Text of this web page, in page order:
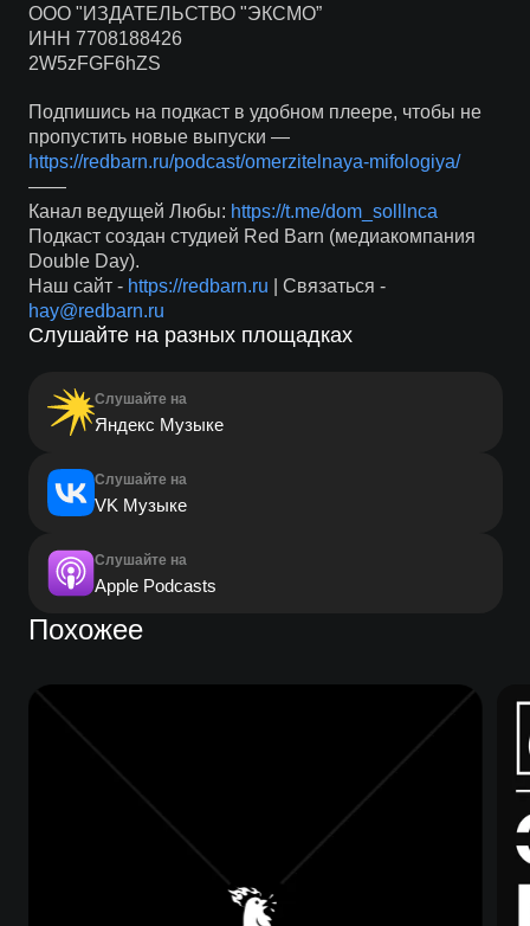
ООО "ИЗДАТЕЛЬСТВО "ЭКСМО”
ИНН 7708188426
2W5zFGF6hZS
Подпишись на подкаст в удобном плеере, чтобы не
пропустить новые выпуски —
https://redbarn.ru/podcast/omerzitelnaya-mifologiya/
——
Канал ведущей Любы: https://t.me/dom_solllnca
Подкаст создан студией Red Barn (медиакомпания
Double Day).
Наш сайт - https://redbarn.ru | Связаться -
hay@redbarn.ru
Слушайте на разных площадках
Слушайте на
Яндекс Музыке
Слушайте на
VK Музыке
Слушайте на
Apple Podcasts
Похожее